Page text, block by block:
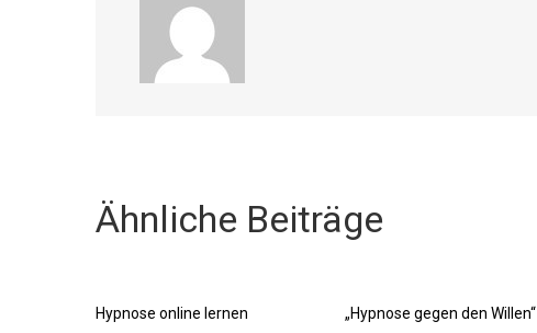
Ähnliche Beiträge
Hypnose online lernen „Hypnose gegen den Willen“